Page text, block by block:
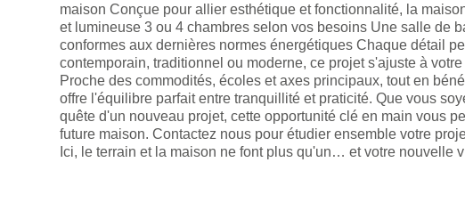
maison Conçue pour allier esthétique et fonctionnalité, la
et lumineuse 3 ou 4 chambres selon vos besoins Une salle de
conformes aux dernières normes énergétiques Chaque détail
contemporain, traditionnel ou moderne, ce projet s'ajuste à
Proche des commodités, écoles et axes principaux, tout en
offre l'équilibre parfait entre tranquillité et praticité. Que vous
quête d'un nouveau projet, cette opportunité clé en main vous
future maison. Contactez nous pour étudier ensemble votre
Ici, le terrain et la maison ne font plus qu'un… et votre nouvelle